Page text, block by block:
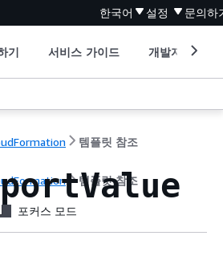
한국어 설정 문의하
기 서비스 가이드 개발자 도구
템플릿 참조
템플릿 참조
포커스 모드